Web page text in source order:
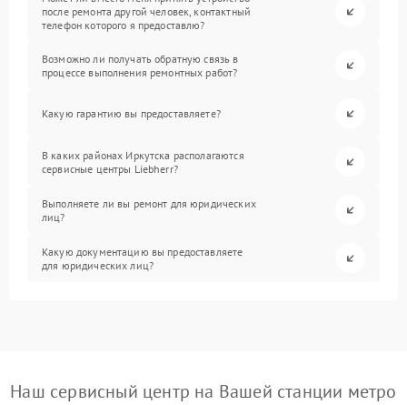
после ремонта другой человек, контактный
телефон которого я предоставлю?
Возможно ли получать обратную связь в
процессе выполнения ремонтных работ?
Какую гарантию вы предоставляете?
В каких районах Иркутска располагаются
сервисные центры Liebherr?
Выполняете ли вы ремонт для юридических
лиц?
Какую документацию вы предоставляете
для юридических лиц?
Наш сервисный центр на Вашей станции метро